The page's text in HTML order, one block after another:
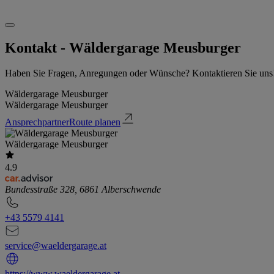
Kontakt - Wäldergarage Meusburger
Haben Sie Fragen, Anregungen oder Wünsche? Kontaktieren Sie
Wäldergarage Meusburger
Wäldergarage Meusburger
AnsprechpartnerRoute planen
Wäldergarage Meusburger
4.9
Bundesstraße 328, 6861 Alberschwende
+43 5579 4141
service@waeldergarage.at